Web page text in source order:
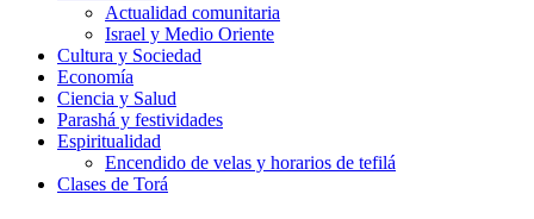
Actualidad comunitaria
Israel y Medio Oriente
Cultura y Sociedad
Economía
Ciencia y Salud
Parashá y festividades
Espiritualidad
Encendido de velas y horarios de tefilá
Clases de Torá